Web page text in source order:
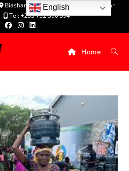
Biashara Complex - P.O. Box 25074, Dar
Tel: +255 752 396 394
Home
English